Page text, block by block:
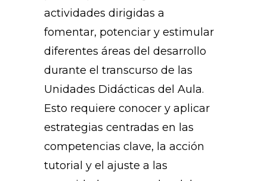
actividades dirigidas a
fomentar, potenciar y estimular
diferentes áreas del desarrollo
durante el transcurso de las
Unidades Didácticas del Aula.
Esto requiere conocer y aplicar
estrategias centradas en las
competencias clave, la acción
tutorial y el ajuste a las